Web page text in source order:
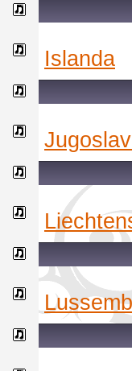
islanda